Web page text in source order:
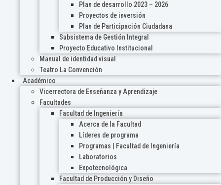
Plan de desarrollo 2023 – 2026
Proyectos de inversión
Plan de Participación Ciudadana
Subsistema de Gestión Integral
Proyecto Educativo Institucional
Manual de identidad visual
Teatro La Convención
Académico
Vicerrectora de Enseñanza y Aprendizaje
Facultades
Facultad de Ingeniería
Acerca de la Facultad
Líderes de programa
Programas | Facultad de Ingeniería
Laboratorios
Expotecnológica
Facultad de Producción y Diseño